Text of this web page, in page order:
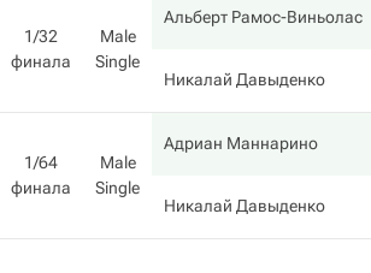
1/32
финала
Male
Single
Альберт Рамос-Виньолас
Никалай Давыденко
1/64
финала
Male
Single
Адриан Маннарино
Никалай Давыденко